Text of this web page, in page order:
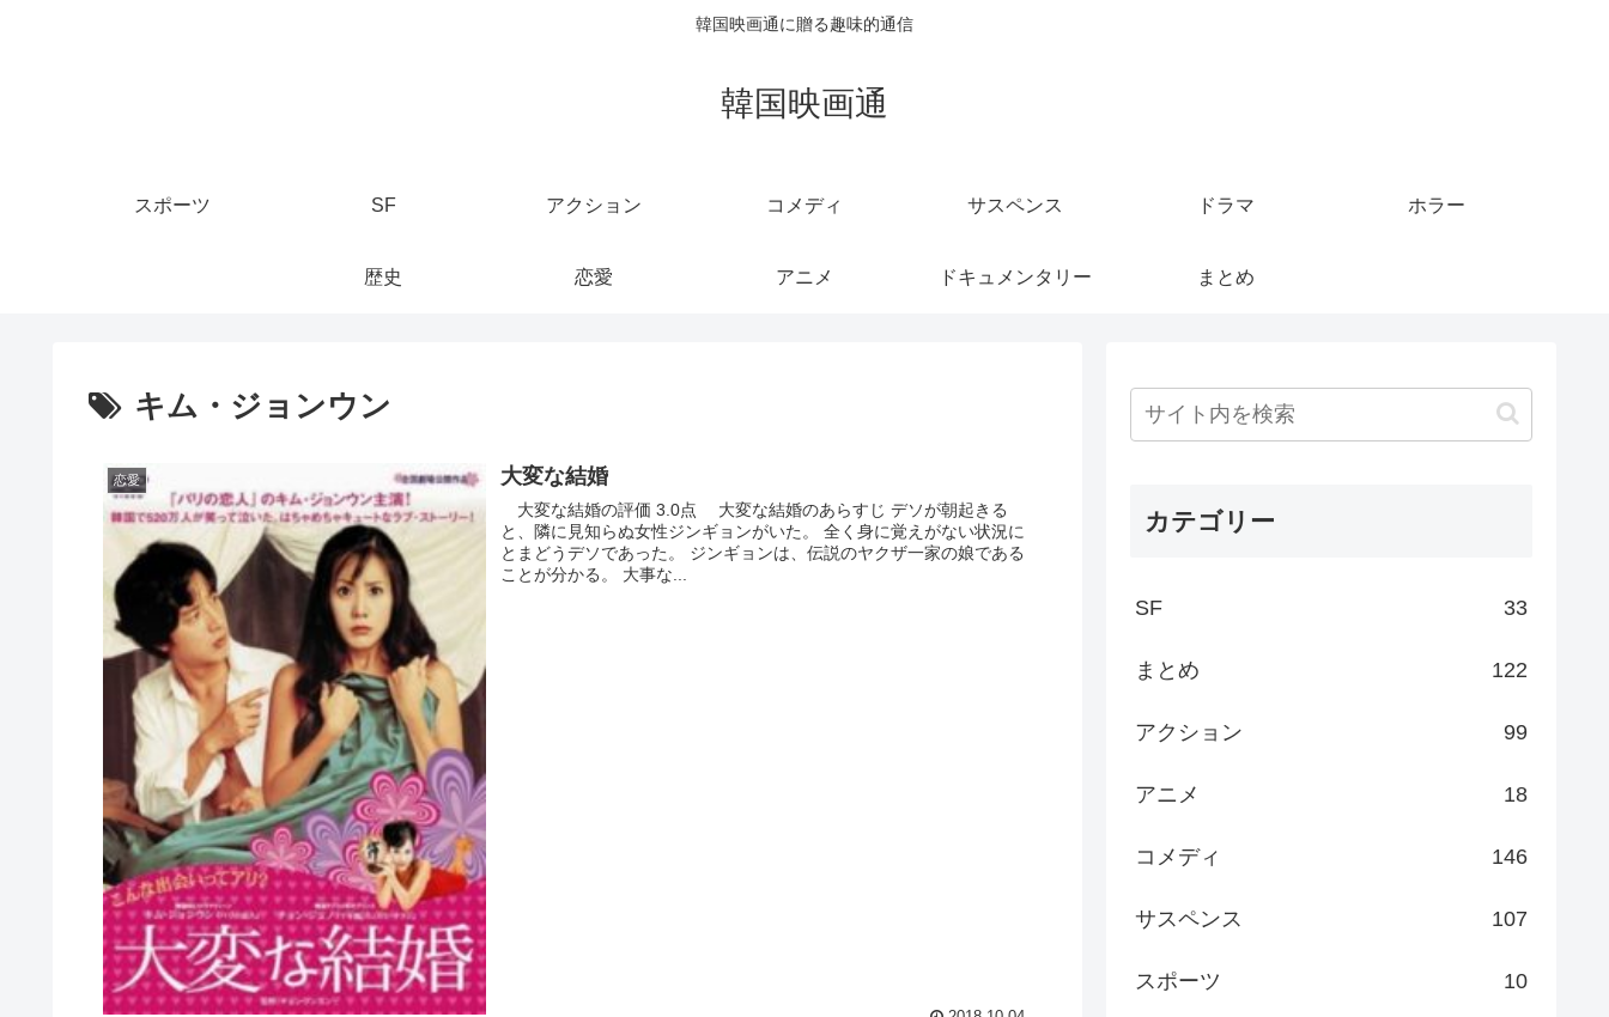
韓国映画通に贈る趣味的通信
韓国映画通
スポーツ SF アクション コメディ サスペンス ドラマ ホラー
歴史 恋愛 アニメ ドキュメンタリー まとめ
キム・ジョンウン
恋愛 大変な結婚
大変な結婚の評価 3.0点 大変な結婚のあらすじ デソが朝起きる
と、隣に見知らぬ女性ジンギョンがいた。 全く身に覚えがない状況に
とまどうデソであった。 ジンギョンは、伝説のヤクザ一家の娘である
ことが分かる。 大事な...
カテゴリー
SF 33
まとめ 122
アクション 99
アニメ 18
コメディ 146
サスペンス 107
スポーツ 10